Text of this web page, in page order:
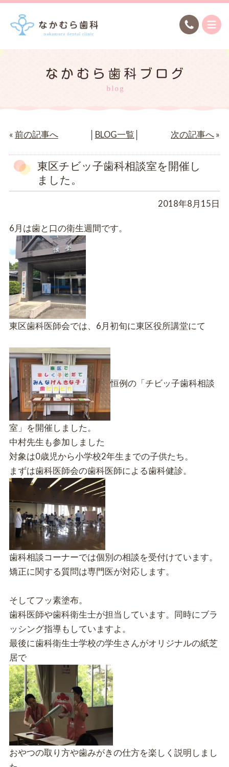
« 前の記事へ BLOG一覧 次の記事へ »
東区チビッ子歯科相談室を開催し
ました。
2018年8月15日
6月は歯と口の衛生週間です。
東区歯科医師会では、6月初旬に東区役所講堂にて
恒例の「チビッ子歯科相談
室」を開催しました。
中村先生も参加しました
対象は0歳児から小学校2年生までの子供たち。
まずは歯科医師会の歯科医師による歯科健診。
歯科相談コーナーでは個別の相談を受付けています。
矯正に関する質問は専門医が対応します。
そしてフッ素塗布。
歯科医師や歯科衛生士が担当しています。同時にブラ
ッシング指導もしていますよ。
最後に歯科衛生士学校の学生さんがオリジナルの紙芝
居で
おやつの取り方や歯みがきの仕方を楽しく説明しまし